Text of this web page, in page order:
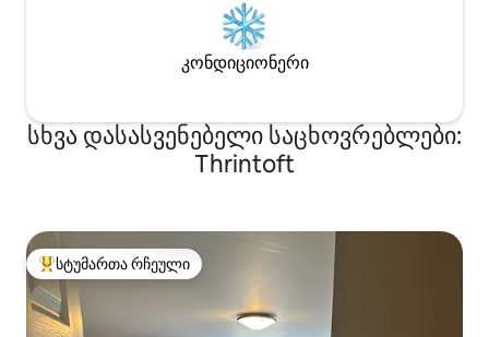
კონდიციონერი
სხვა დასასვენებელი საცხოვრებლები:
Thrintoft
სტუმართა რჩეული მოწინავე ვარიანტი
სტუმართა რჩეული